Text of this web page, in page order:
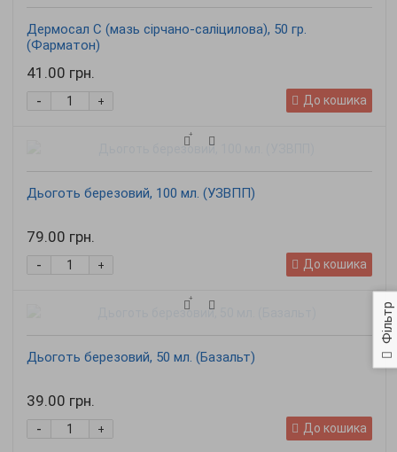
Фільтр
Дермосал С (мазь сірчано-саліцилова), 50 гр.
(Фарматон)
41.00 грн.
+
- До кошика
Дьоготь березовий, 100 мл. (УЗВПП)
79.00 грн.
+
- До кошика
Дьоготь березовий, 50 мл. (Базальт)
39.00 грн.
+
- До кошика